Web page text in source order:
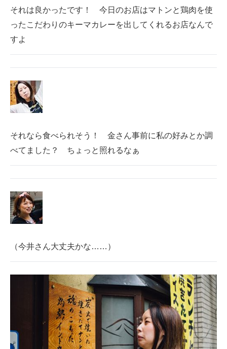
それは良かったです！ 今日のお店はマトンと鶏肉を使
ったこだわりのキーマカレーを出してくれるお店なんで
すよ
それなら食べられそう！ 金さん事前に私の好みとか調
べてました？ ちょっと照れるなぁ
（今井さん大丈夫かな……）